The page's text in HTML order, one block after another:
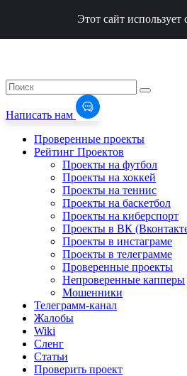
Написать нам
Проверенные проекты
Рейтинг Проектов
Проекты на футбол
Проекты на хоккей
Проекты на теннис
Проекты на баскетбол
Проекты на киберспорт
Проекты в ВК
Проекты в инстаграме
Проекты в телеграмме
Проверенные проекты
Непроверенные капперы
Мошенники
Телеграмм-канал
Жалобы
Wiki
Сленг
Статьи
Проверить проект
Этот сайт